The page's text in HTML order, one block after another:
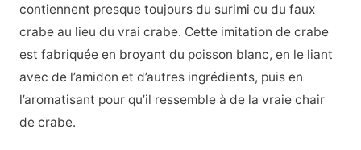
contiennent presque toujours du surimi ou du faux
crabe au lieu du vrai crabe. Cette imitation de crabe
est fabriquée en broyant du poisson blanc, en le liant
avec de l’amidon et d’autres ingrédients, puis en
l’aromatisant pour qu’il ressemble à de la vraie chair
de crabe.